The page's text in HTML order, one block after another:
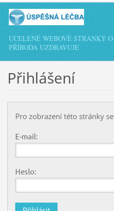
UCELENÉ WEBOVÉ STRÁNKY
PŘÍRODA UZDRAVUJE
Přihlášení
Pro zobrazení této stránky
E-mail:
Heslo: